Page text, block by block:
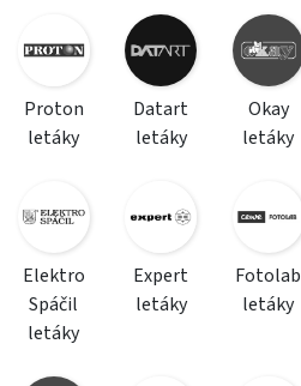
Proton
letáky
Datart
letáky
Okay
letáky
Elektro
Spáčil
letáky
Expert
letáky
Fotolab
letáky